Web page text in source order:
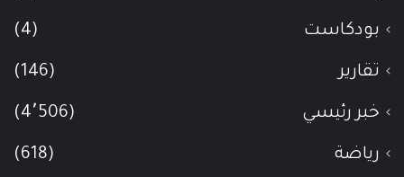
بودكاست (4)
تقارير (146)
خبر رئيسي (4٬506)
رياضة (618)